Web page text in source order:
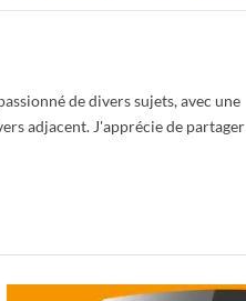
de divers sujets, avec une
adjacent. J'apprécie de partager